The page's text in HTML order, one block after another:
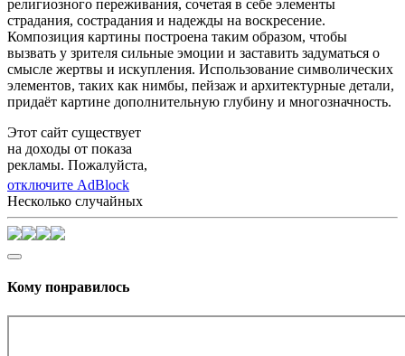
религиозного переживания, сочетая в себе элементы
страдания, сострадания и надежды на воскресение.
Композиция картины построена таким образом, чтобы
вызвать у зрителя сильные эмоции и заставить задуматься о
смысле жертвы и искупления. Использование символических
элементов, таких как нимбы, пейзаж и архитектурные детали,
придаёт картине дополнительную глубину и многозначность.
Этот сайт существует
на доходы от показа
рекламы. Пожалуйста,
отключите AdBlock
Несколько случайных
Кому понравилось